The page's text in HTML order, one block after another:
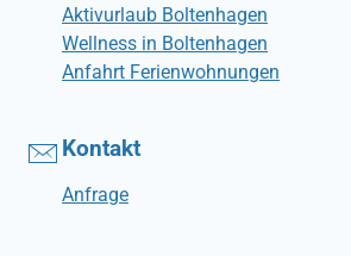
Aktivurlaub Boltenhagen
Wellness in Boltenhagen
Anfahrt Ferienwohnungen
Kontakt
Anfrage